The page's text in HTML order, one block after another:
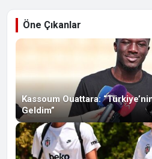
Öne Çıkanlar
Kassoum Ouattara:
Geldim”